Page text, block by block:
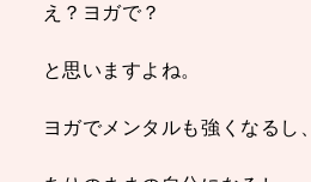
え？ヨガで？
と思いますよね。
ヨガでメンタルも強くなるし、